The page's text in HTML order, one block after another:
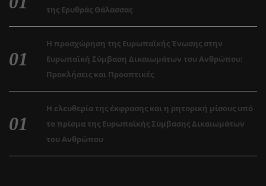
της Ερυθράς Θάλασσας
Η προσχώρηση της Ευρωπαϊκής Ένωσης στην
Ευρωπαϊκή Σύμβαση Δικαιωμάτων του Ανθρώπου:
Προκλήσεις και Προοπτικές
Η ελευθερία της έκφρασης και η ρητορική μίσους υπό
το πρίσμα της Ευρωπαϊκής Σύμβασης Δικαιωμάτων
του Ανθρώπου